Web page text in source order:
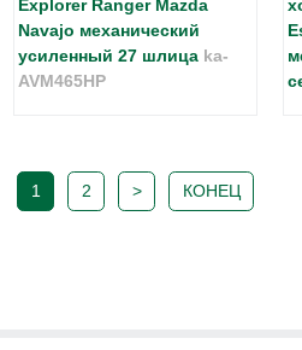
Explorer Ranger Mazda
Navajo механический
усиленный 27 шлица ka-
AVM465HP
1 2 > КОНЕЦ